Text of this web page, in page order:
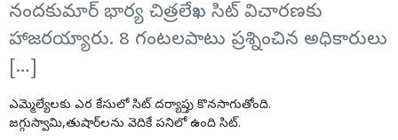
నందకుమార్‌ భార్య చిత్రలేఖ సిట్‌ విచారణకు
హాజరయ్యారు. 8 గంటలపాటు ప్రశ్నించిన అధికారులు
[…]
ఎమ్మెల్యేలకు ఎర కేసులో సిట్ దర్యాప్తు కొనసాగుతోంది.
జగ్గుస్వామి,తుషార్‌లను వెదికే పనిలో ఉంది సిట్.